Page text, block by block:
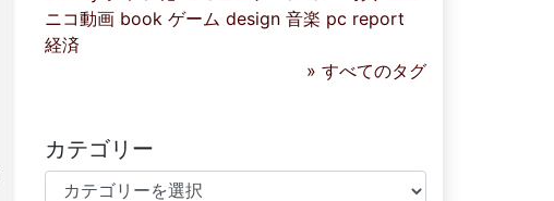
ニコ動画 book ゲーム design 音楽 pc report
経済
» すべてのタグ
カテゴリー
カテゴリー